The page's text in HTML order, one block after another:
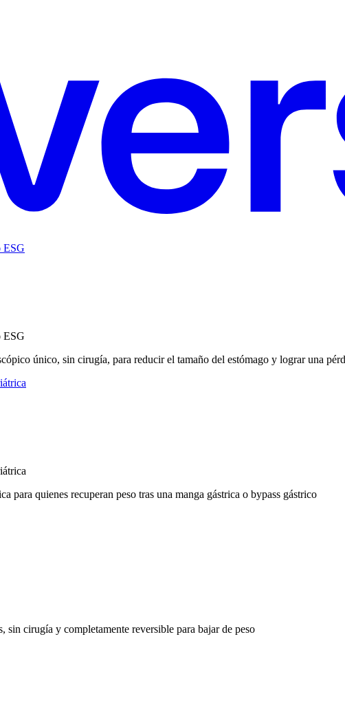
ESG
ESG
único, sin cirugía, para reducir el tamaño del estómago y lograr una
para quienes recuperan peso tras una manga gástrica o bypass gástrico
sin cirugía y completamente reversible para bajar de peso